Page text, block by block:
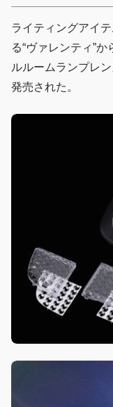
ライティングアイ
る“ヴァレンティ”
ルルームランプレ
発売された。